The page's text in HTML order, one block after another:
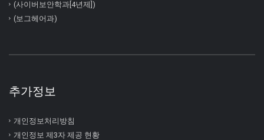
(사이버보안학과[4년제])
(보그헤어과)
추가정보
개인정보처리방침
개인정보 제3자 제공 현황